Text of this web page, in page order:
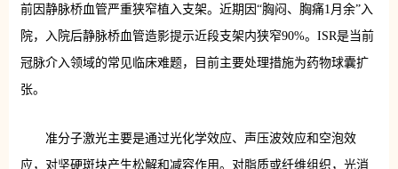
前因静脉桥血管严重狭窄植入支架。近期因“胸闷、胸痛1月余”入
院，入院后静脉桥血管造影提示近段支架内狭窄90%。ISR是当前
冠脉介入领域的常见临床难题，目前主要处理措施为药物球囊扩
张。
准分子激光主要是通过光化学效应、声压波效应和空泡效
应，对坚硬斑块产生松解和减容作用。对脂质或纤维组织，光消